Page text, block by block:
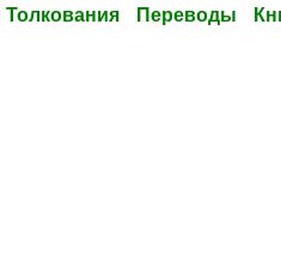
Толкования Переводы